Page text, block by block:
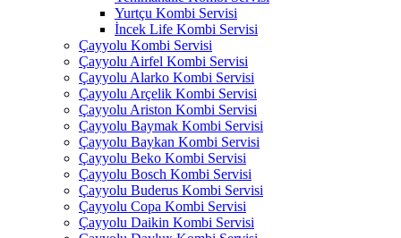
Yurtçu Kombi Servisi
İncek Life Kombi Servisi
Çayyolu Kombi Servisi
Çayyolu Airfel Kombi Servisi
Çayyolu Alarko Kombi Servisi
Çayyolu Arçelik Kombi Servisi
Çayyolu Ariston Kombi Servisi
Çayyolu Baymak Kombi Servisi
Çayyolu Baykan Kombi Servisi
Çayyolu Beko Kombi Servisi
Çayyolu Bosch Kombi Servisi
Çayyolu Buderus Kombi Servisi
Çayyolu Copa Kombi Servisi
Çayyolu Daikin Kombi Servisi